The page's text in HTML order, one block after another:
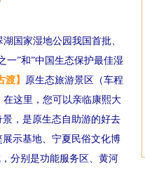
国家湿地公园我国首批、
一”和”中国生态保护最佳湿
渡】 原生态旅游景区（车程
这里，您可以亲临康熙大
，是原生态自助游的好去
示基地、宁夏民俗文化博
分别是功能服务区、黄河